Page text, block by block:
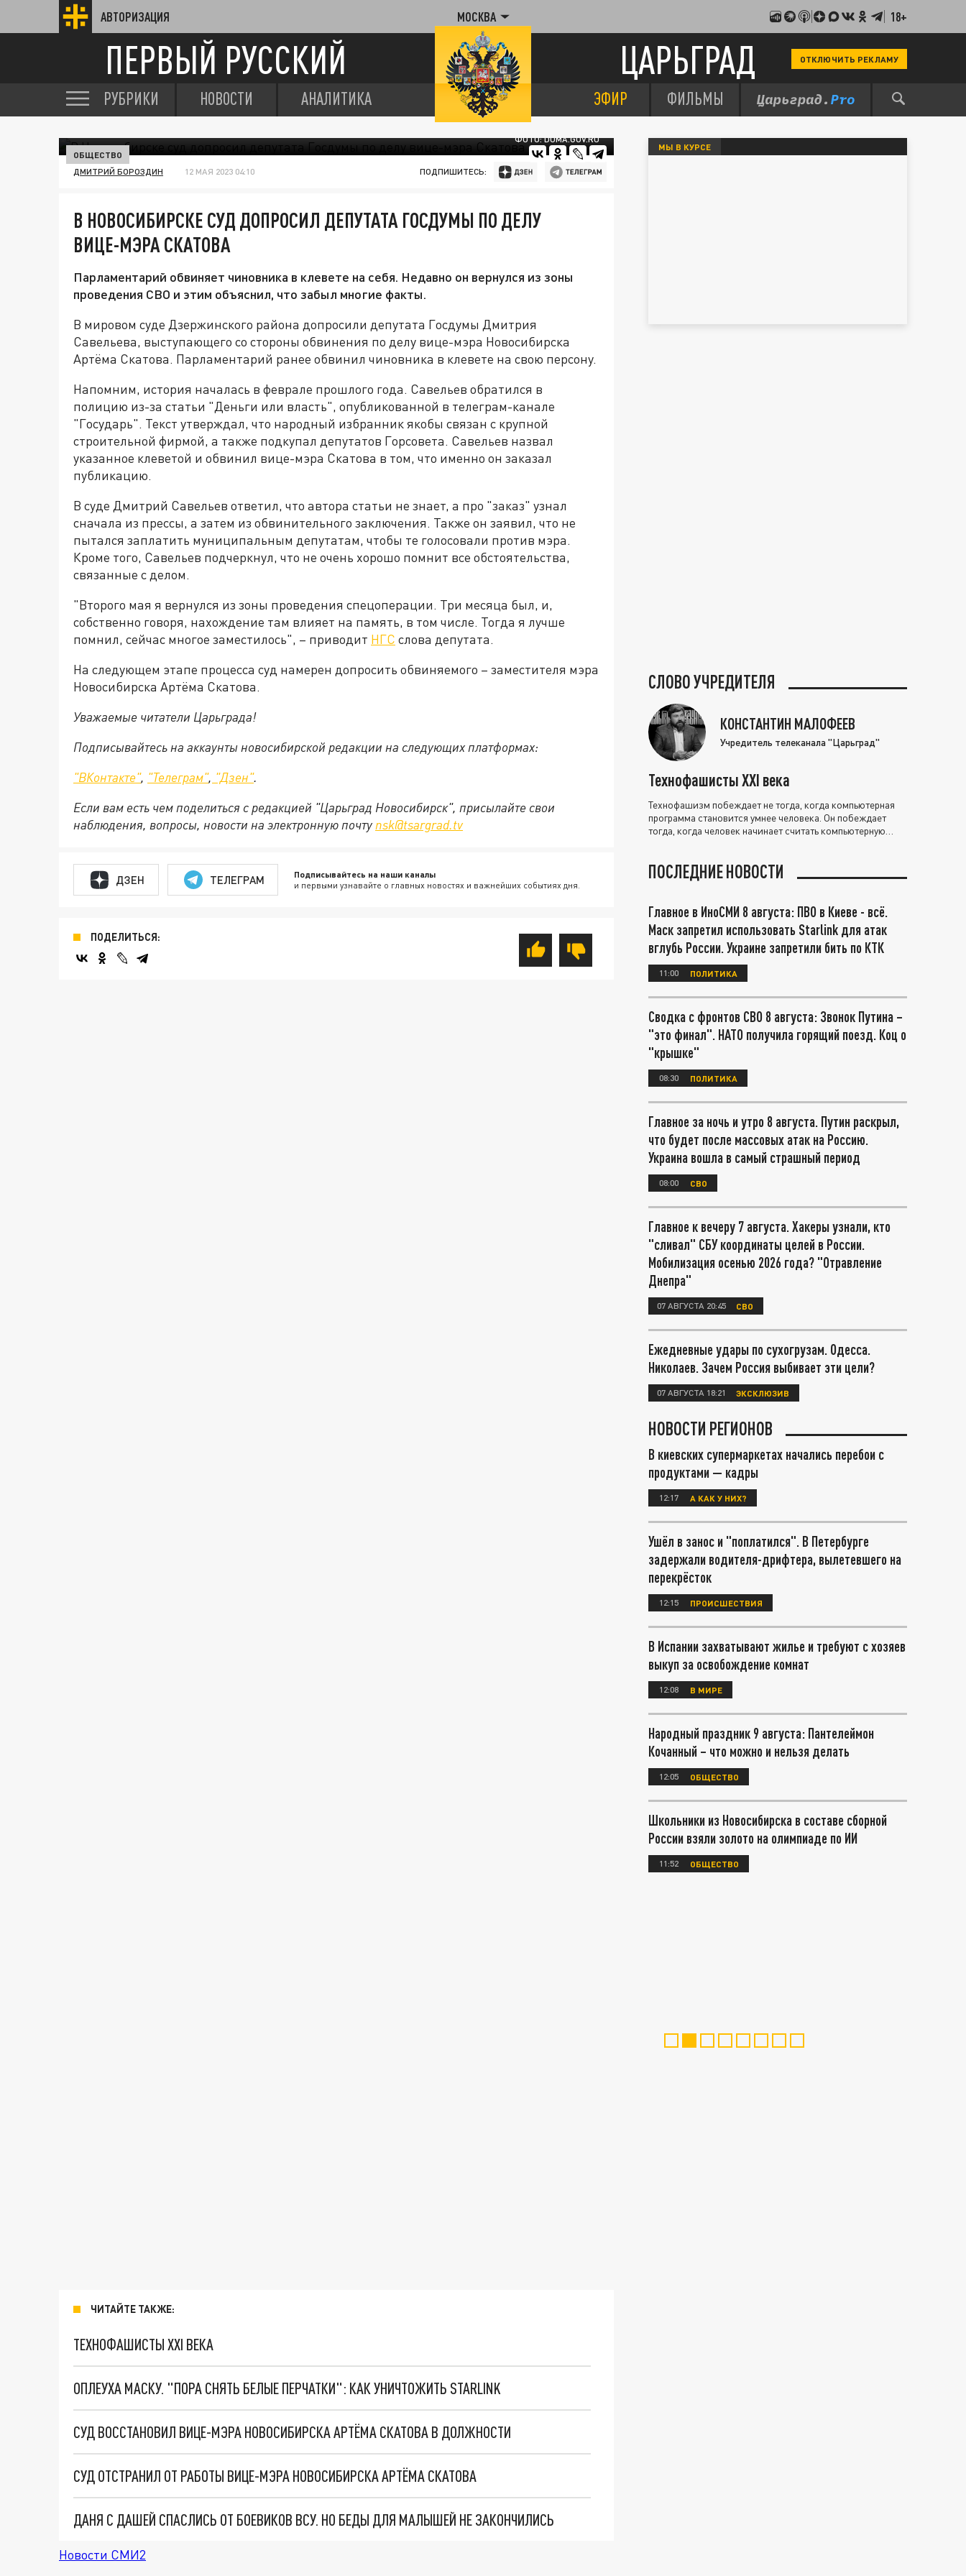
АВТОРИЗАЦИЯ МОСКВА 18+
ПЕРВЫЙ РУССКИЙ ЦАРЬГРАД ОТКЛЮЧИТЬ РЕКЛАМУ
РУБРИКИ НОВОСТИ АНАЛИТИКА ЭФИР ФИЛЬМЫ
ФОТО: DUMA.GOV.RU
ОБЩЕСТВО
ДМИТРИЙ БОРОЗДИН 12 МАЯ 2023 04:10 ПОДПИШИТЕСЬ:
В НОВОСИБИРСКЕ СУД ДОПРОСИЛ ДЕПУТАТА ГОСДУМЫ ПО ДЕЛУ
ВИЦЕ-МЭРА СКАТОВА
Парламентарий обвиняет чиновника в клевете на себя. Недавно он вернулся из зоны
проведения СВО и этим объяснил, что забыл многие факты.
В мировом суде Дзержинского района допросили депутата Госдумы Дмитрия
Савельева, выступающего со стороны обвинения по делу вице-мэра Новосибирска
Артёма Скатова. Парламентарий ранее обвинил чиновника в клевете на свою персону.
Напомним, история началась в феврале прошлого года. Савельев обратился в
полицию из-за статьи "Деньги или власть", опубликованной в телеграм-канале
"Государь". Текст утверждал, что народный избранник якобы связан с крупной
строительной фирмой, а также подкупал депутатов Горсовета. Савельев назвал
указанное клеветой и обвинил вице-мэра Скатова в том, что именно он заказал
публикацию.
В суде Дмитрий Савельев ответил, что автора статьи не знает, а про "заказ" узнал
сначала из прессы, а затем из обвинительного заключения. Также он заявил, что не
пытался заплатить муниципальным депутатам, чтобы те голосовали против мэра.
Кроме того, Савельев подчеркнул, что не очень хорошо помнит все обстоятельства,
связанные с делом.
"Второго мая я вернулся из зоны проведения спецоперации. Три месяца был, и,
собственно говоря, нахождение там влияет на память, в том числе. Тогда я лучше
помнил, сейчас многое заместилось", – приводит НГС слова депутата.
На следующем этапе процесса суд намерен допросить обвиняемого – заместителя мэра
Новосибирска Артёма Скатова.
Уважаемые читатели Царьграда!
Подписывайтесь на аккаунты новосибирской редакции на следующих платформах:
"ВКонтакте", "Телеграм", "Дзен".
Если вам есть чем поделиться с редакцией "Царьград Новосибирск", присылайте свои
наблюдения, вопросы, новости на электронную почту nsk@tsargrad.tv
ДЗЕН ТЕЛЕГРАМ Подписывайтесь на наши каналы
и первыми узнавайте о главных новостях и важнейших событиях дня.
ПОДЕЛИТЬСЯ:
ЧИТАЙТЕ ТАКЖЕ:
ТЕХНОФАШИСТЫ XXI ВЕКА
ОПЛЕУХА МАСКУ. "ПОРА СНЯТЬ БЕЛЫЕ ПЕРЧАТКИ": КАК УНИЧТОЖИТЬ STARLINK
СУД ВОССТАНОВИЛ ВИЦЕ-МЭРА НОВОСИБИРСКА АРТЁМА СКАТОВА В ДОЛЖНОСТИ
СУД ОТСТРАНИЛ ОТ РАБОТЫ ВИЦЕ-МЭРА НОВОСИБИРСКА АРТЁМА СКАТОВА
ДАНЯ С ДАШЕЙ СПАСЛИСЬ ОТ БОЕВИКОВ ВСУ. НО БЕДЫ ДЛЯ МАЛЫШЕЙ НЕ ЗАКОНЧИЛИСЬ
Новости СМИ2
МЫ В КУРСЕ
СЛОВО УЧРЕДИТЕЛЯ
КОНСТАНТИН МАЛОФЕЕВ
Учредитель телеканала "Царьград"
Технофашисты XXI века
Технофашизм побеждает не тогда, когда компьютерная
программа становится умнее человека. Он побеждает
тогда, когда человек начинает считать компьютерную
ПОСЛЕДНИЕ НОВОСТИ
Главное в ИноСМИ 8 августа: ПВО в Киеве - всё.
Маск запретил использовать Starlink для атак
вглубь России. Украине запретили бить по КТК
11:00 ПОЛИТИКА
Сводка с фронтов СВО 8 августа: Звонок Путина –
"это финал". НАТО получила горящий поезд. Коц о
"крышке"
08:30 ПОЛИТИКА
Главное за ночь и утро 8 августа. Путин раскрыл,
что будет после массовых атак на Россию.
Украина вошла в самый страшный период
08:00 СВО
Главное к вечеру 7 августа. Хакеры узнали, кто
"сливал" СБУ координаты целей в России.
Мобилизация осенью 2026 года? "Отравление
Днепра"
07 АВГУСТА 20:45 СВО
Ежедневные удары по сухогрузам. Одесса.
Николаев. Зачем Россия выбивает эти цели?
07 АВГУСТА 18:21 ЭКСКЛЮЗИВ
НОВОСТИ РЕГИОНОВ
В киевских супермаркетах начались перебои с
продуктами — кадры
12:17 А КАК У НИХ?
Ушёл в занос и "поплатился". В Петербурге
задержали водителя-дрифтера, вылетевшего на
перекрёсток
12:15 ПРОИСШЕСТВИЯ
В Испании захватывают жилье и требуют с хозяев
выкуп за освобождение комнат
12:08 В МИРЕ
Народный праздник 9 августа: Пантелеймон
Кочанный – что можно и нельзя делать
12:05 ОБЩЕСТВО
Школьники из Новосибирска в составе сборной
России взяли золото на олимпиаде по ИИ
11:52 ОБЩЕСТВО